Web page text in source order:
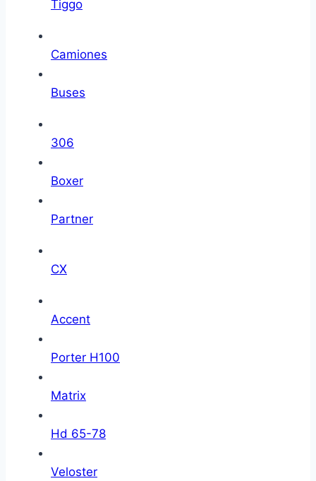
Tiggo
Camiones
Buses
306
Boxer
Partner
CX
Accent
Porter H100
Matrix
Hd 65-78
Veloster